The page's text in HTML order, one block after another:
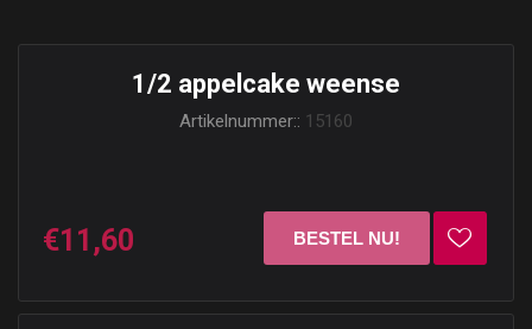
1/2 appelcake weense
Artikelnummer:: 15160
€11,60